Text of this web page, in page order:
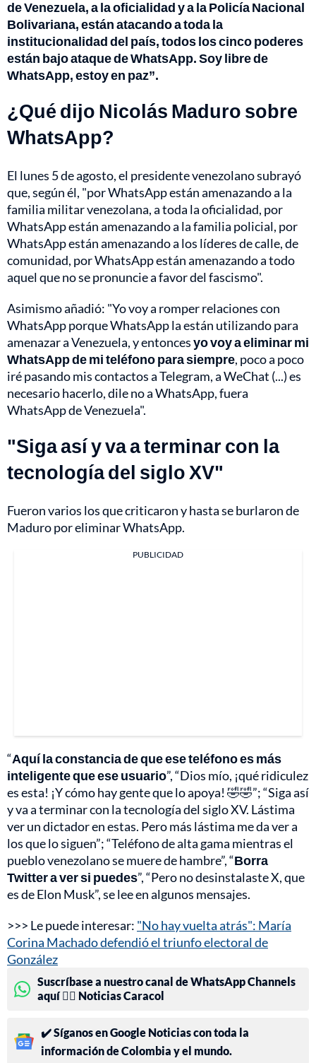
de Venezuela, a la oficialidad y a la Policía Nacional
Bolivariana, están atacando a toda la
institucionalidad del país, todos los cinco poderes
están bajo ataque de WhatsApp. Soy libre de
WhatsApp, estoy en paz”.
¿Qué dijo Nicolás Maduro sobre
WhatsApp?
El lunes 5 de agosto, el presidente venezolano subrayó
que, según él, "por WhatsApp están amenazando a la
familia militar venezolana, a toda la oficialidad, por
WhatsApp están amenazando a la familia policial, por
WhatsApp están amenazando a los líderes de calle, de
comunidad, por WhatsApp están amenazando a todo
aquel que no se pronuncie a favor del fascismo".
Asimismo añadió: "Yo voy a romper relaciones con
WhatsApp porque WhatsApp la están utilizando para
amenazar a Venezuela, y entoncesyo voy a eliminar mi
WhatsApp de mi teléfono para siempre, poco a poco
iré pasando mis contactos a Telegram, a WeChat (...) es
necesario hacerlo, dile no a WhatsApp, fuera
WhatsApp de Venezuela".
"Siga así y va a terminar con la
tecnología del siglo XV"
Fueron varios los que criticaron y hasta se burlaron de
Maduro por eliminar WhatsApp.
PUBLICIDAD
“Aquí la constancia de que ese teléfono es más
inteligente que ese usuario”, “Dios mío, ¡qué ridiculez
es esta! ¡Y cómo hay gente que lo apoya! 🤣🤣”; “Siga así
y va a terminar con la tecnología del siglo XV. Lástima
ver un dictador en estas. Pero más lástima me da ver a
los que lo siguen”; “Teléfono de alta gama mientras el
pueblo venezolano se muere de hambre”, “Borra
Twitter a ver si puedes”, “Pero no desinstalaste X, que
es de Elon Musk”, se lee en algunos mensajes.
>>> Le puede interesar: "No hay vuelta atrás": María
Corina Machado defendió el triunfo electoral de
González
Suscríbase a nuestro canal de WhatsApp Channels
aquí 👉🏻 Noticias Caracol
✔️ Síganos en Google Noticias con toda la
información de Colombia y el mundo.